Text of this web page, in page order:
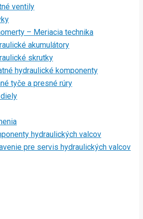
ventily
– Meriacia technika
akumulátory
skrutky
hydraulické komponenty
tyče a presné rúry
hydraulických valcov
pre servis hydraulických valcov